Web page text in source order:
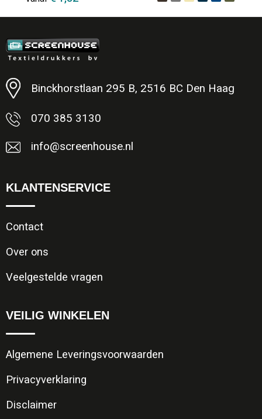
Minimale afname: 1
Binckhorstlaan 295 B, 2516 BC Den Haag
070 385 3130
info@screenhouse.nl
KLANTENSERVICE
Contact
Over ons
Veelgestelde vragen
VEILIG WINKELEN
Algemene Leveringsvoorwaarden
Privacyverklaring
Disclaimer